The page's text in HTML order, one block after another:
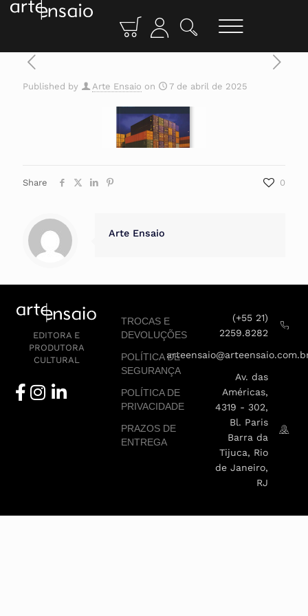
Published by Arte Ensaio on 7 de abril de 2025
Share 0
Arte Ensaio
EDITORA E
PRODUTORA
CULTURAL
TROCAS E
DEVOLUÇÕES
POLÍTICA DE
SEGURANÇA
POLÍTICA DE
PRIVACIDADE
PRAZOS DE
ENTREGA
(+55 21)
2259.8282
Av. das
Américas,
4319 - 302,
Bl. Paris
Barra da
Tijuca, Rio
de Janeiro,
RJ